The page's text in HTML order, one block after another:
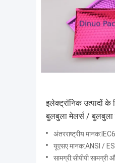
इलेक्ट्रॉनिक उत्पादों के
बुलबुला मेलर्स /
अंतरराष्ट्रीय
यूएसए मानक:ANSI /
सामग्री:सीपीपी सामग्री और